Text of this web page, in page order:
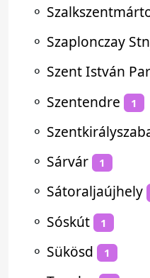
⚬
⚬ Szaplonczay
⚬ Szent István
⚬ Szentendre 1
⚬
⚬ Sárvár 1
⚬ Sátoraljaújhely
⚬ Sóskút 1
⚬ Sükösd 1